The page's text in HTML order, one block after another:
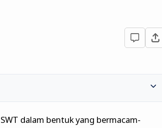
dalam bentuk yang bermacam-